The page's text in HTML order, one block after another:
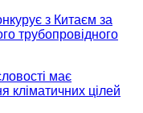
з Китаєм за
трубопровідного